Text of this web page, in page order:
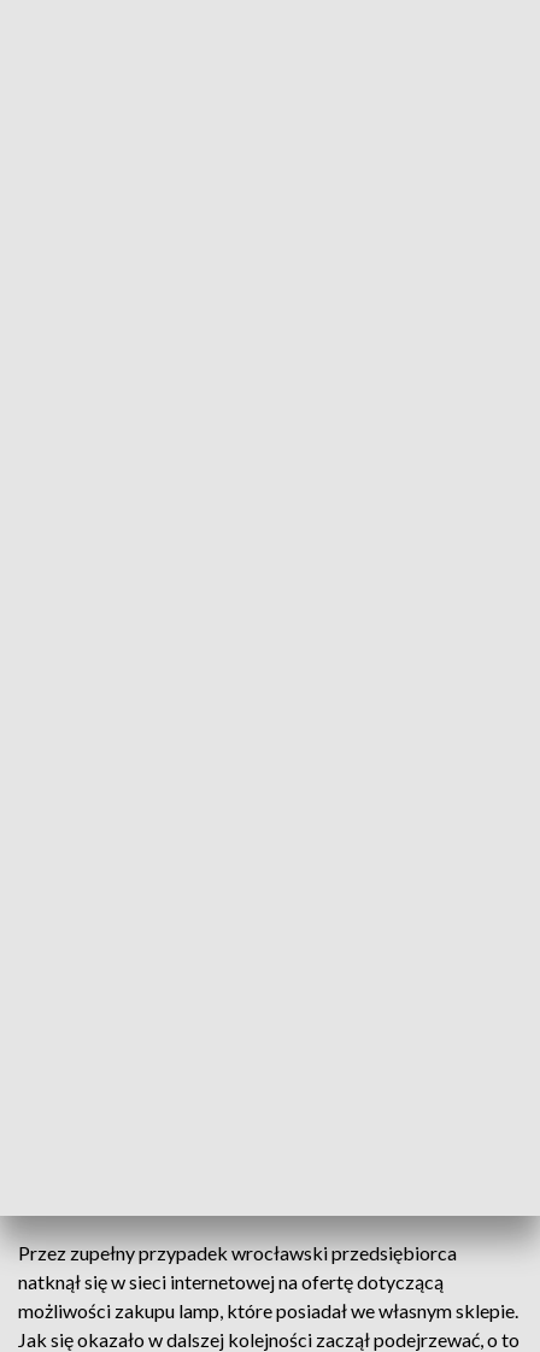
Przez zupełny przypadek wrocławski przedsiębiorca
natknął się w sieci internetowej na ofertę dotyczącą
możliwości zakupu lamp, które posiadał we własnym sklepie.
Jak się okazało w dalszej kolejności zaczął podejrzewać, o to